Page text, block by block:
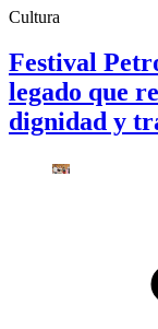
Cultura
Festival
legado que
dignidad y